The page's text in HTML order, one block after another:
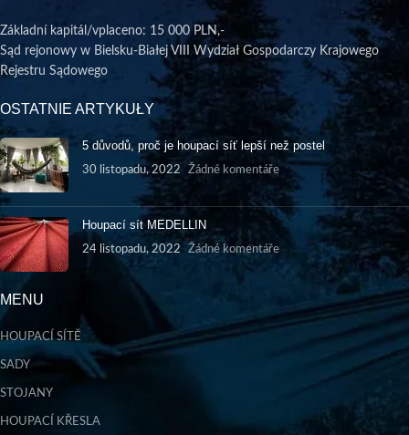
Základní kapitál/vplaceno: 15 000 PLN,-
Sąd rejonowy w Bielsku-Białej VIII Wydział Gospodarczy Krajowego
Rejestru Sądowego
OSTATNIE ARTYKUŁY
5 důvodů, proč je houpací síť lepší než postel
30 listopadu, 2022 Žádné komentáře
Houpací sít MEDELLIN
24 listopadu, 2022 Žádné komentáře
MENU
HOUPACÍ SÍTĚ
SADY
STOJANY
HOUPACÍ KŘESLA